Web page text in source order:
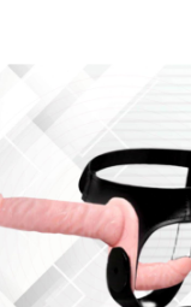
gần như hoàn hảo